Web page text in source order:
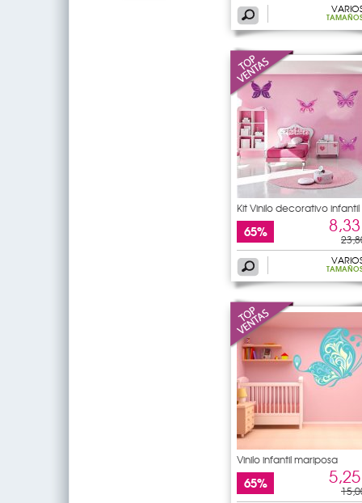
Kit Vinilo decorativo infantil
65%
Vinilo infantil mariposa
65%